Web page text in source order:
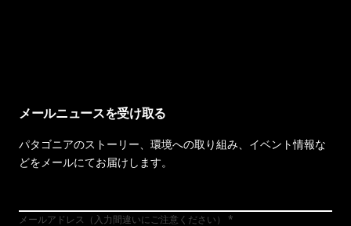
メールニュースを受け取る
パタゴニアのストーリー、環境への取り組み、イベント情報な
どをメールにてお届けします。
メールアドレス（入力間違いにご注意ください）